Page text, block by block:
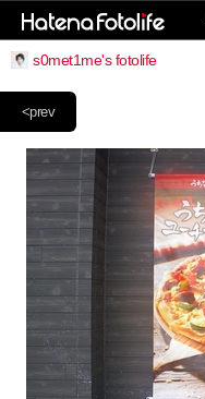
s0met1me's fotolife
<prev